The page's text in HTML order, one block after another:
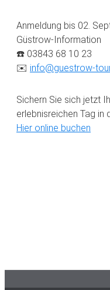
Anmeldung bis 02.
Güstrow-Information
☎️ 03843 68 10 23
✉️ info@guestrow-
Sichern Sie sich jetzt
erlebnisreichen Tag in
Hier online buchen
Sidebar